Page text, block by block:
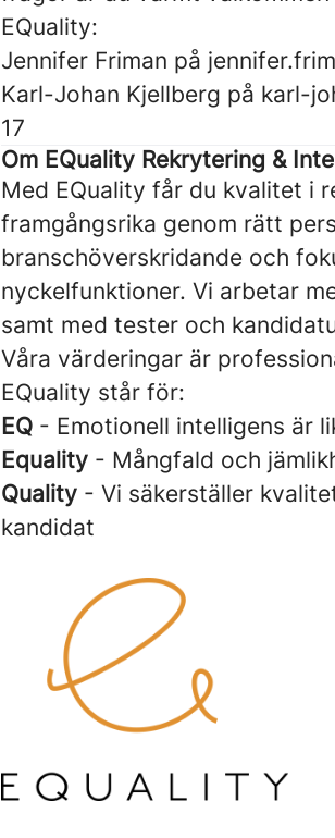
EQuality:
Jennifer Friman på
Karl-Johan Kjellberg på karl-
17
Om EQuality Rekrytering &
Med EQuality får du kvalitet i
framgångsrika genom rätt
branschöverskridande och
nyckelfunktioner. Vi arbetar
samt med tester och
Våra värderingar är
EQuality står för:
EQ - Emotionell intelligens är
Equality - Mångfald och
Quality - Vi säkerställer
kandidat